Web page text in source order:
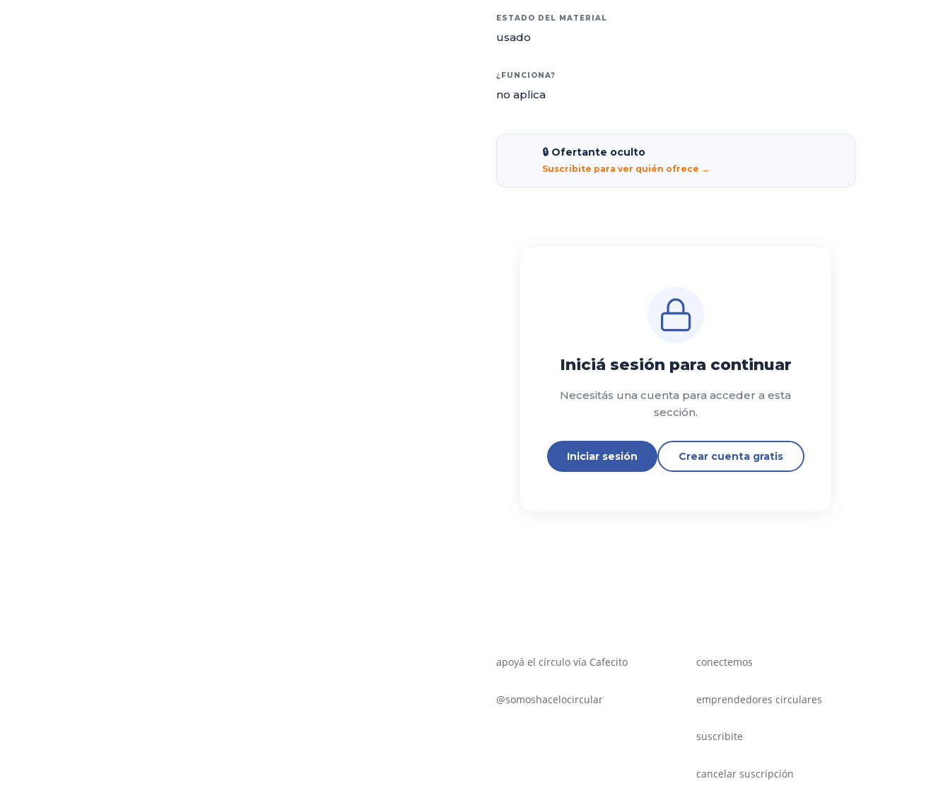
ESTADO DEL MATERIAL
usado
¿FUNCIONA?
no aplica
🔒 Ofertante oculto
Suscribite para ver quién ofrece →
Iniciá sesión para continuar
Necesitás una cuenta para acceder a esta
sección.
Iniciar sesión Crear cuenta gratis
apoyá el círculo vía Cafecito
@somoshacelocircular
conectemos
emprendedores circulares
suscribite
cancelar suscripción